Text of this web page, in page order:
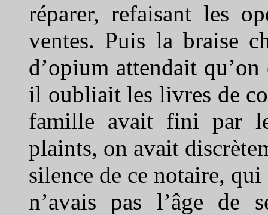
réparer, refaisant les
ventes. Puis la braise
d’opium attendait
il oubliait les livres de
famille avait fini par
plaints, on avait
silence de ce notaire,
n’avais pas l’âge de